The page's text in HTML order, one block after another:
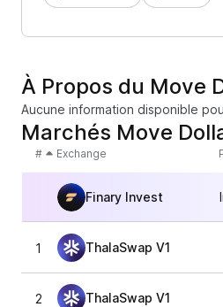
À Propos du Move
Aucune information disponible
Marchés Move
# Exchange
Finary Invest
1 ThalaSwap V1
2 ThalaSwap V1